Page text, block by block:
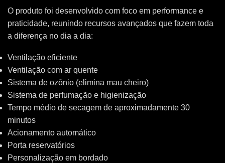
O produto foi desenvolvido com foco em performance e
praticidade, reunindo recursos avançados que fazem toda
a diferença no dia a dia:
Ventilação eficiente
Ventilação com ar quente
Sistema de ozônio (elimina mau cheiro)
Sistema de perfumação e higienização
Tempo médio de secagem de aproximadamente 30
minutos
Acionamento automático
Porta reservatórios
Personalização em bordado